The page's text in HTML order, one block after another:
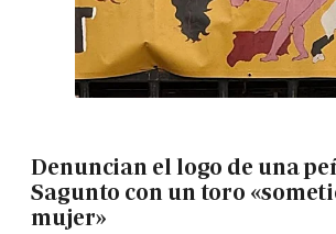
Denuncian el logo de una
Sagunto con un toro
mujer»